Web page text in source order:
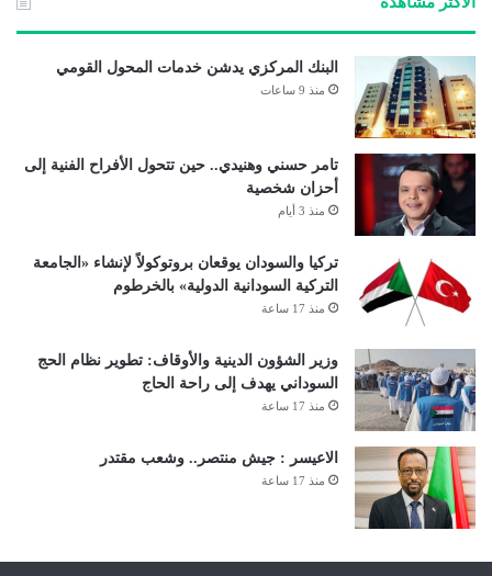
البنك المركزي يدشن خدمات المحول القومي
منذ 9 ساعات
تامر حسني وهنيدي.. حين تتحول الأفراح الفنية إلى
أحزان شخصية
منذ 3 أيام
تركيا والسودان يوقعان بروتوكولاً لإنشاء «الجامعة
التركية السودانية الدولية» بالخرطوم
منذ 17 ساعة
وزير الشؤون الدينية والأوقاف: تطوير نظام الحج
السوداني يهدف إلى راحة الحاج
منذ 17 ساعة
الاعيسر : جيش منتصر.. وشعب مقتدر
منذ 17 ساعة